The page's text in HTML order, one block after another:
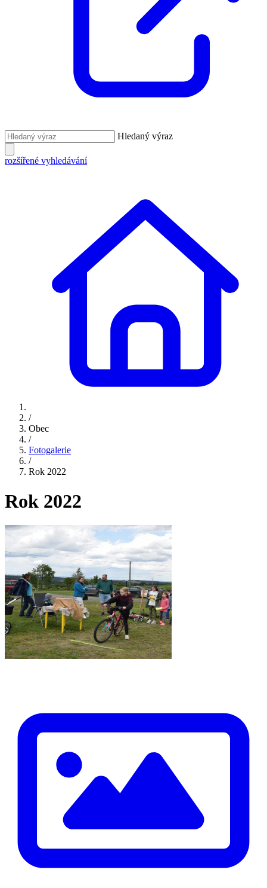
Hledaný výraz
rozšířené vyhledávání
/
Obec
/
Fotogalerie
/
Rok 2022
Rok 2022